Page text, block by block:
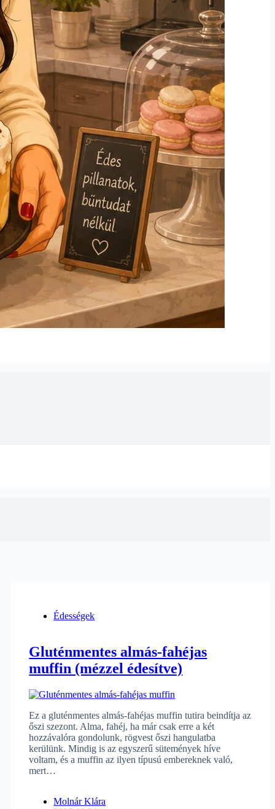
Édességek
Gluténmentes almás-fahéjas
muffin (mézzel édesítve)
Ez a gluténmentes almás-fahéjas muffin tutira beindítja az
őszi szezont. Alma, fahéj, ha már csak erre a két
hozzávalóra gondolunk, rögvest őszi hangulatba
kerülünk. Mindig is az egyszerű sütemények híve
voltam, és a muffin az ilyen típusú embereknek való,
mert…
Molnár Klára